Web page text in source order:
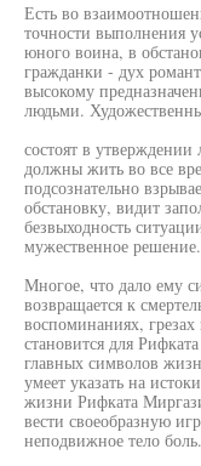
Есть во
точности выполнения
юного воина, в
гражданки - дух
высокому
людьми.
состоят в
должны жить во все
подсознательно
обстановку, видит
безвыходность
мужественное решение.
Многое, что дало ему
возвращается к
воспоминаниях,
становится для
главных символов
умеет указать на
жизни Рифката
вести своеобразную
неподвижное тело боль.